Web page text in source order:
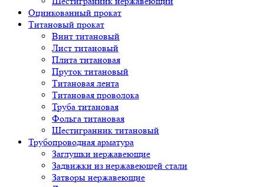
Оцинкованный прокат
Титановый прокат
Винт титановый
Лист титановый
Плита титановая
Пруток титановый
Титановая лента
Титановая проволока
Труба титановая
Фольга титановая
Шестигранник титановый
Трубопроводная арматура
Заглушки нержавеющие
Задвижки из нержавеющей стали
Затворы нержавеющие